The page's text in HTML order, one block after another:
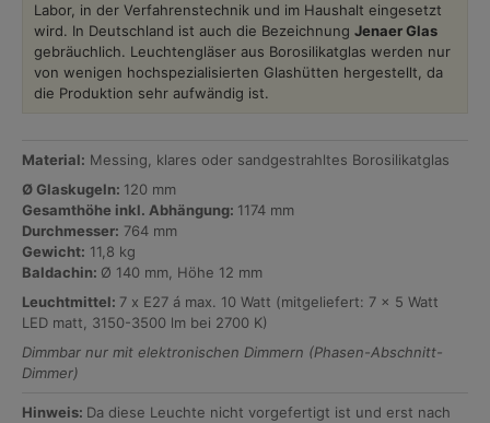
Labor, in der Verfahrenstechnik und im Haushalt eingesetzt
wird. In Deutschland ist auch die Bezeichnung Jenaer Glas
gebräuchlich. Leuchtengläser aus Borosilikatglas werden nur
von wenigen hochspezialisierten Glashütten hergestellt, da
die Produktion sehr aufwändig ist.
Material: Messing, klares oder sandgestrahltes Borosilikatglas
Ø Glaskugeln: 120 mm
Gesamthöhe inkl. Abhängung: 1174 mm
Durchmesser: 764 mm
Gewicht: 11,8 kg
Baldachin: Ø 140 mm, Höhe 12 mm
Leuchtmittel: 7 x E27 á max. 10 Watt (mitgeliefert: 7 x 5 Watt
LED matt, 3150-3500 lm bei 2700 K)
Dimmbar nur mit elektronischen Dimmern (Phasen-Abschnitt-
Dimmer)
Hinweis: Da diese Leuchte nicht vorgefertigt ist und erst nach